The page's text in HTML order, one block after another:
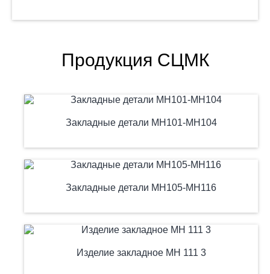
Продукция СЦМК
Закладные детали МН101-МН104
Закладные детали МН105-МН116
Изделие закладное МН 111 3